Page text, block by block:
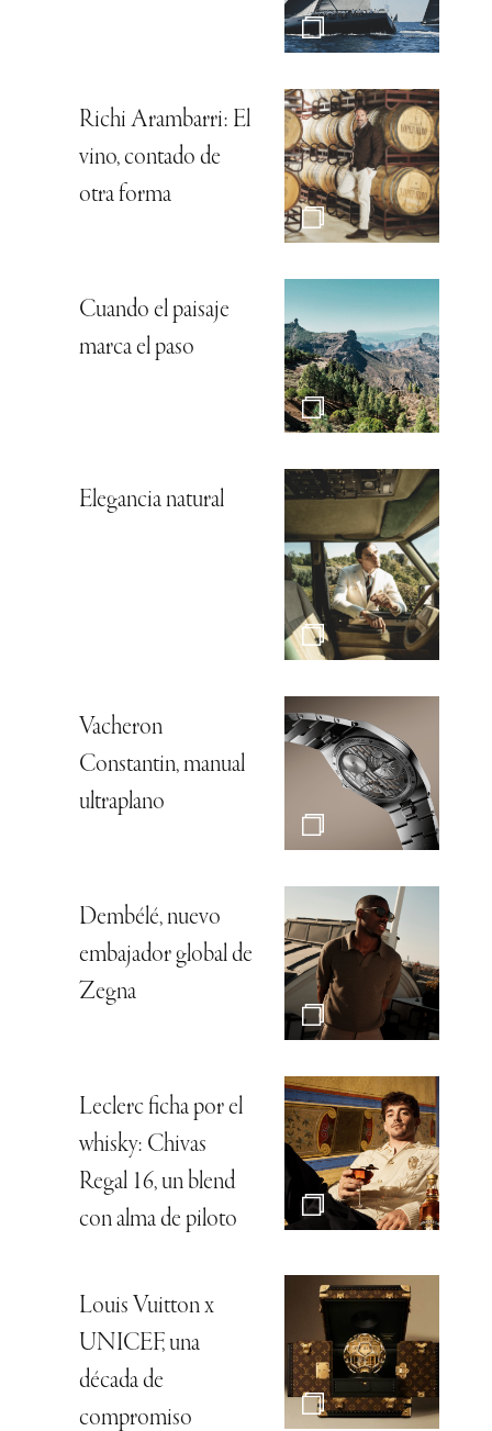
Richi Arambarri: El
vino, contado de
otra forma
Cuando el paisaje
marca el paso
Elegancia natural
Vacheron
Constantin, manual
ultraplano
Dembélé, nuevo
embajador global de
Zegna
Leclerc ficha por el
whisky: Chivas
Regal 16, un blend
con alma de piloto
Louis Vuitton x
UNICEF, una
década de
compromiso